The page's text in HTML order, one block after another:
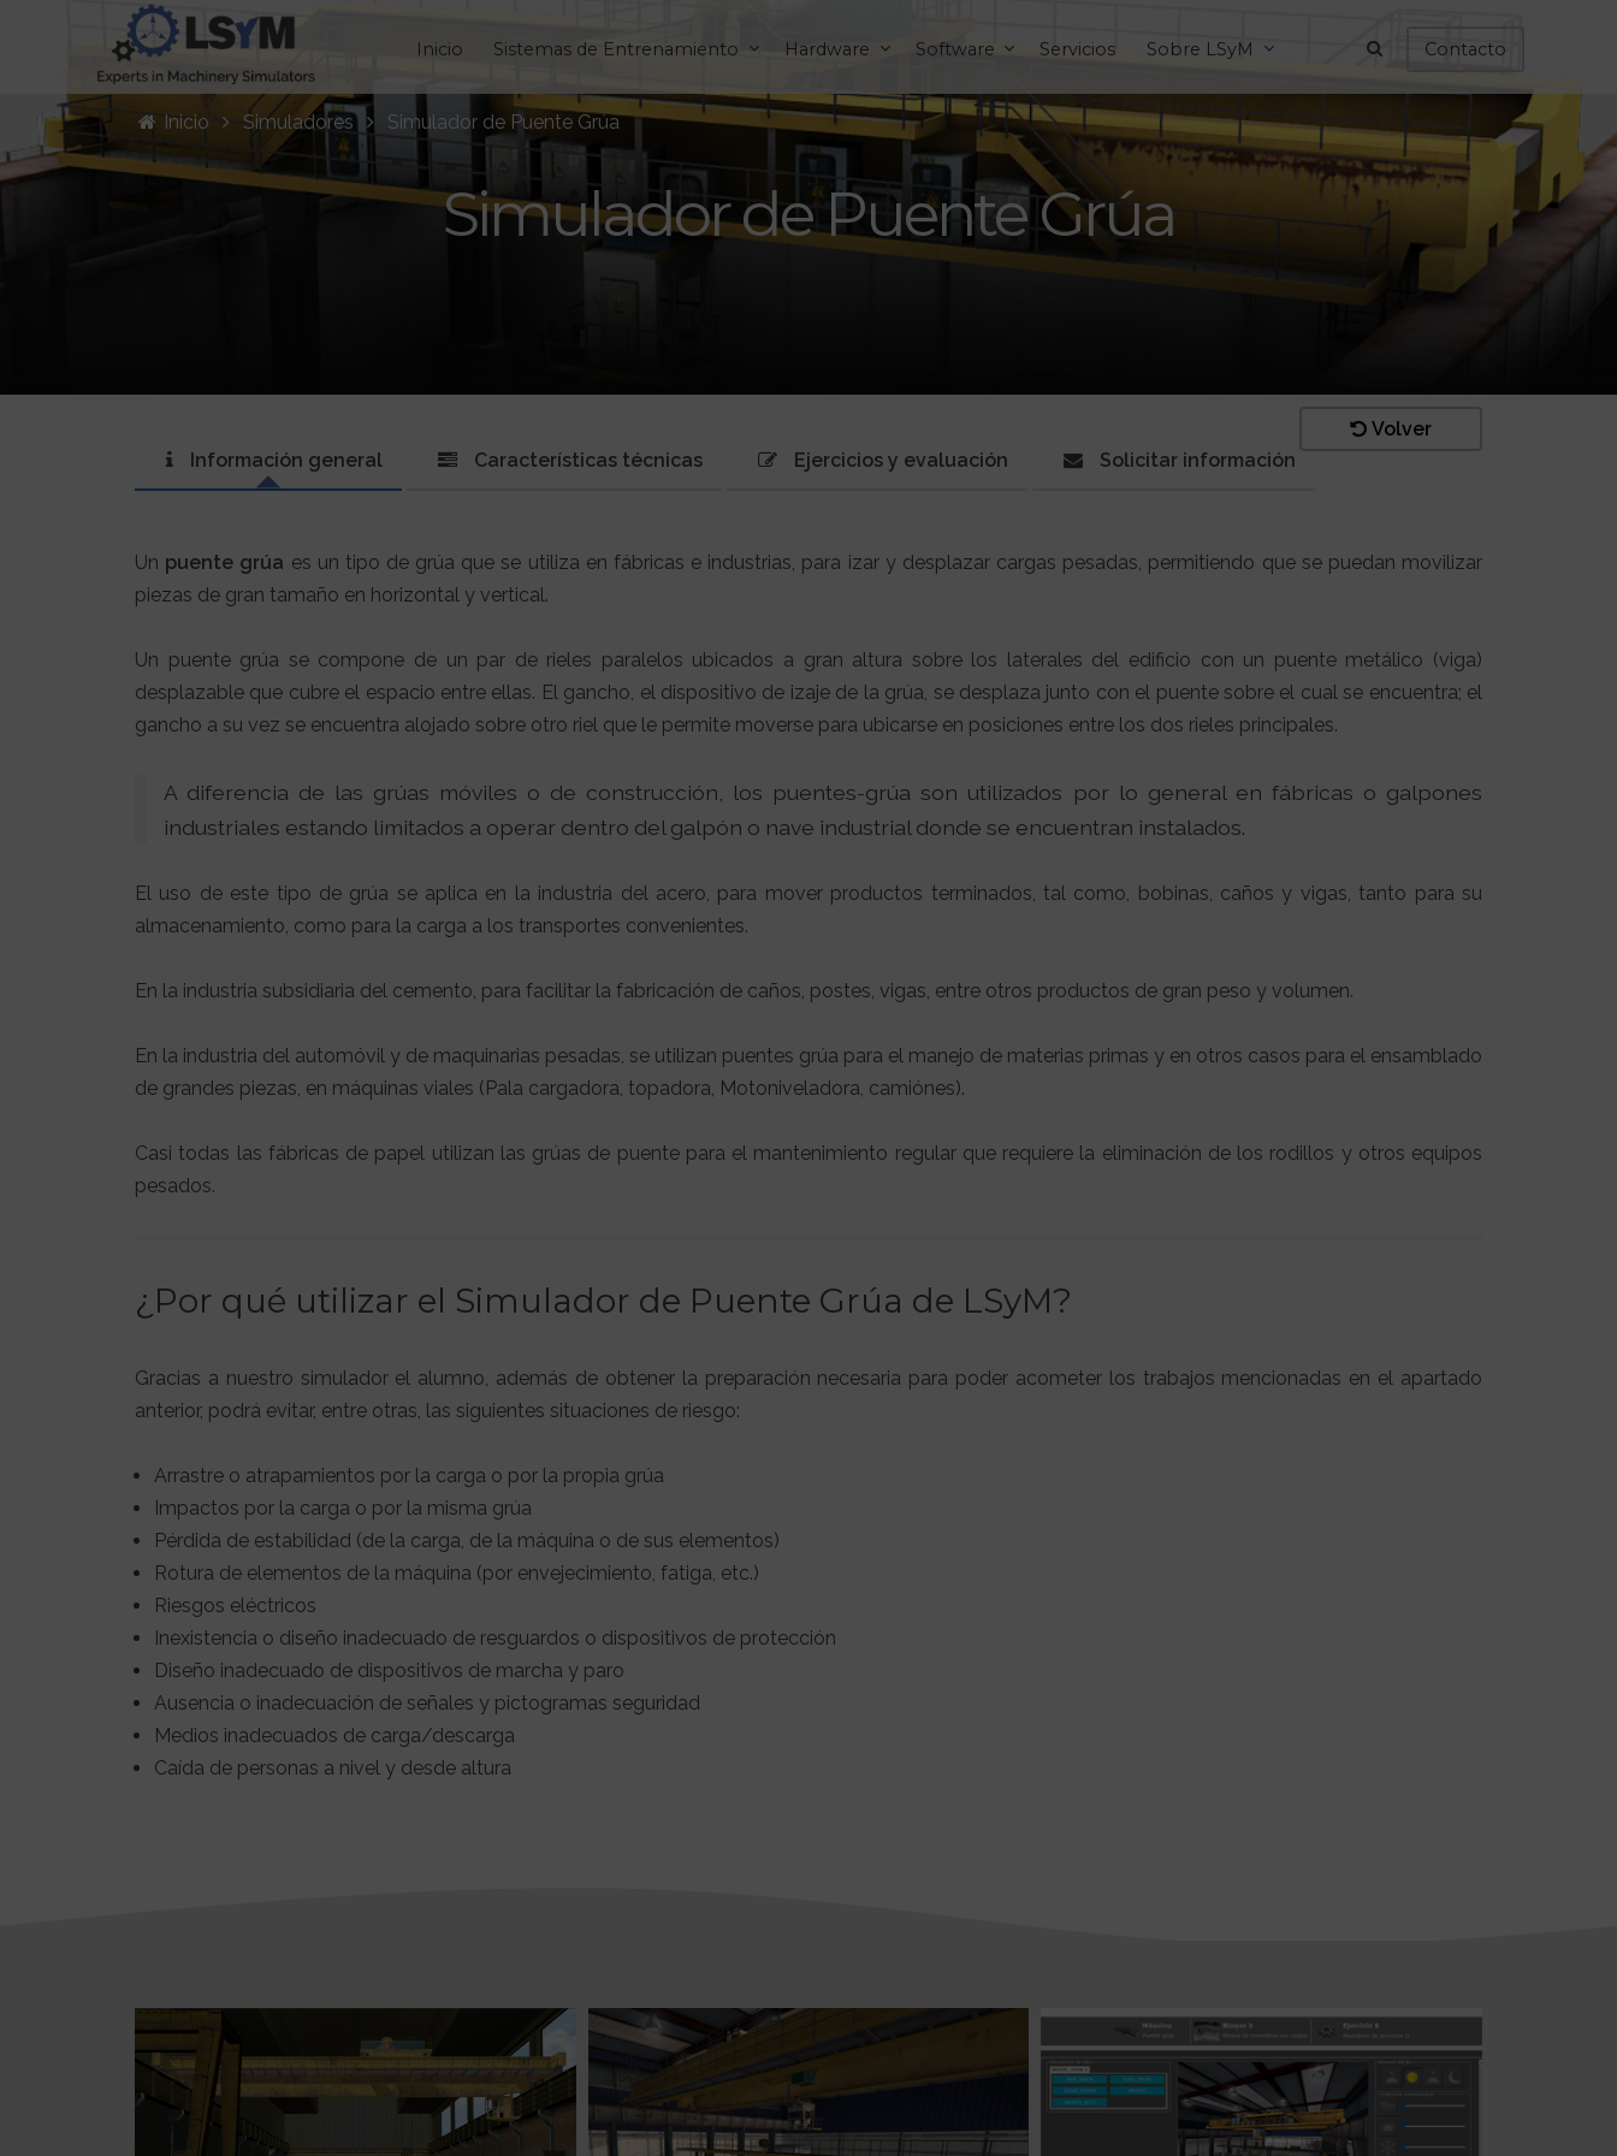
Inicio Sistemas de Entrenamiento Hardware Software Servicios Sobre LSyM Contacto
Inicio Simuladores Simulador de Puente Grúa
Simulador de Puente Grúa
Volver
Información general
Características técnicas Ejercicios y evaluación Solicitar información
Un puente grúa es un tipo de grúa que se utiliza en fábricas e industrias, para izar y desplazar cargas pesadas, permitiendo que se puedan movilizar
piezas de gran tamaño en horizontal y vertical.
Un puente grúa se compone de un par de rieles paralelos ubicados a gran altura sobre los laterales del edificio con un puente metálico (viga)
desplazable que cubre el espacio entre ellas. El gancho, el dispositivo de izaje de la grúa, se desplaza junto con el puente sobre el cual se encuentra; el
gancho a su vez se encuentra alojado sobre otro riel que le permite moverse para ubicarse en posiciones entre los dos rieles principales.
A diferencia de las grúas móviles o de construcción, los puentes-grúa son utilizados por lo general en fábricas o galpones
industriales estando limitados a operar dentro del galpón o nave industrial donde se encuentran instalados.
El uso de este tipo de grúa se aplica en la industria del acero, para mover productos terminados, tal como, bobinas, caños y vigas, tanto para su
almacenamiento, como para la carga a los transportes convenientes.
En la industria subsidiaria del cemento, para facilitar la fabricación de caños, postes, vigas, entre otros productos de gran peso y volumen.
En la industria del automóvil y de maquinarias pesadas, se utilizan puentes grúa para el manejo de materias primas y en otros casos para el ensamblado
de grandes piezas, en máquinas viales (Pala cargadora, topadora, Motoniveladora, camiónes).
Casi todas las fábricas de papel utilizan las grúas de puente para el mantenimiento regular que requiere la eliminación de los rodillos y otros equipos
pesados.
¿Por qué utilizar el Simulador de Puente Grúa de LSyM?
Gracias a nuestro simulador el alumno, además de obtener la preparación necesaria para poder acometer los trabajos mencionadas en el apartado
anterior, podrá evitar, entre otras, las siguientes situaciones de riesgo:
Arrastre o atrapamientos por la carga o por la propia grúa
Impactos por la carga o por la misma grúa
Pérdida de estabilidad (de la carga, de la máquina o de sus elementos)
Rotura de elementos de la máquina (por envejecimiento, fatiga, etc.)
Riesgos eléctricos
Inexistencia o diseño inadecuado de resguardos o dispositivos de protección
Diseño inadecuado de dispositivos de marcha y paro
Ausencia o inadecuación de señales y pictogramas seguridad
Medios inadecuados de carga/descarga
Caída de personas a nivel y desde altura